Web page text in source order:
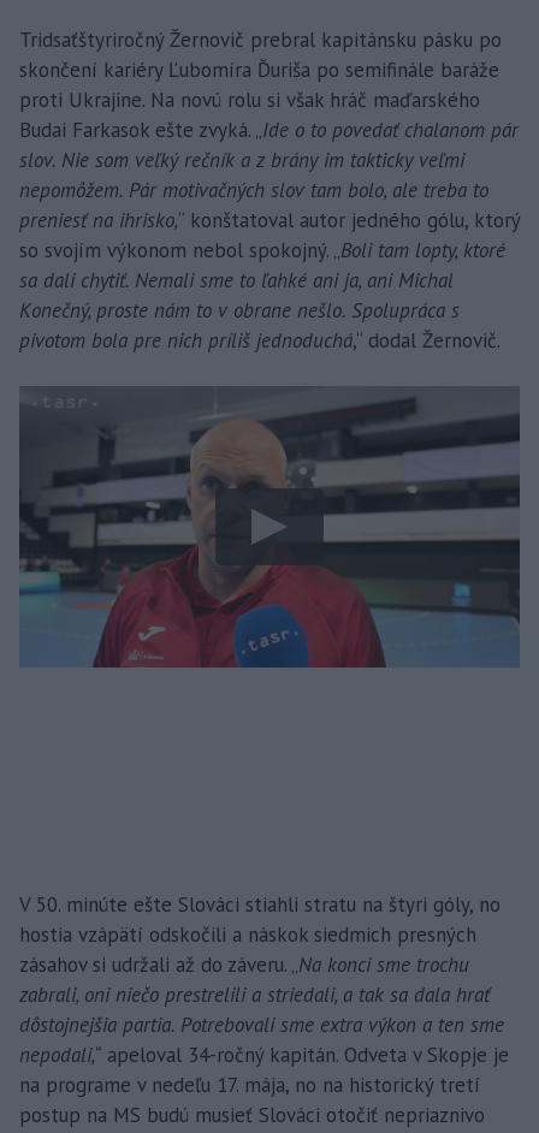
Tridsaťštyriročný Žernovič prebral kapitánsku pásku po
skončení kariéry Ľubomíra Ďuriša po semifinále baráže
proti Ukrajine. Na novú rolu si však hráč maďarského
Budai Farkasok ešte zvyká. „Ide o to povedať chalanom pár
slov. Nie som veľký rečník a z brány im takticky veľmi
nepomôžem. Pár motivačných slov tam bolo, ale treba to
preniesť na ihrisko,“ konštatoval autor jedného gólu, ktorý
so svojím výkonom nebol spokojný. „Boli tam lopty, ktoré
sa dali chytiť. Nemali sme to ľahké ani ja, ani Michal
Konečný, proste nám to v obrane nešlo. Spolupráca s
pivotom bola pre nich príliš jednoduchá,“ dodal Žernovič.
V 50. minúte ešte Slováci stiahli stratu na štyri góly, no
hostia vzápätí odskočili a náskok siedmich presných
zásahov si udržali až do záveru. „Na konci sme trochu
zabrali, oni niečo prestrelili a striedali, a tak sa dala hrať
dôstojnejšia partia. Potrebovali sme extra výkon a ten sme
nepodali,“ apeloval 34-ročný kapitán. Odveta v Skopje je
na programe v nedeľu 17. mája, no na historický tretí
postup na MS budú musieť Slováci otočiť nepriaznivo